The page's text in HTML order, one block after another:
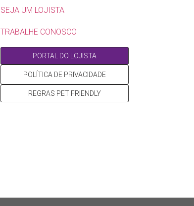
SEJA UM LOJISTA
TRABALHE CONOSCO
PORTAL DO LOJISTA
POLÍTICA DE PRIVACIDADE
REGRAS PET FRIENDLY